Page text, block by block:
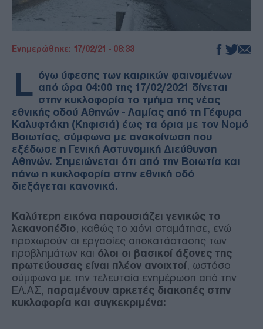
Ενημερώθηκε: 17/02/21 - 08:33
L όγω ύφεσης των καιρικών φαινομένων
από ώρα 04:00 της 17/02/2021 δίνεται
στην κυκλοφορία το τμήμα της νέας
εθνικής οδού Αθηνών - Λαμίας από τη Γέφυρα
Καλυφτάκη (Κηφισιά) έως τα όρια με τον Νομό
Βοιωτίας, σύμφωνα με ανακοίνωση που
εξέδωσε η Γενική Αστυνομική Διεύθυνση
Αθηνών. Σημειώνεται ότι από την Βοιωτία και
πάνω η κυκλοφορία στην εθνική οδό
διεξάγεται κανονικά.
Καλύτερη εικόνα παρουσιάζει γενικώς το
λεκανοπέδιο, καθώς το χιόνι σταμάτησε, ενώ
προχωρούν οι εργασίες αποκατάστασης των
προβλημάτων και όλοι οι βασικοί άξονες της
πρωτεύουσας είναι πλέον ανοιχτοί, ωστόσο
σύμφωνα με την τελευταία ενημέρωση από την
ΕΛ.ΑΣ, παραμένουν αρκετές διακοπές στην
κυκλοφορία και συγκεκριμένα: